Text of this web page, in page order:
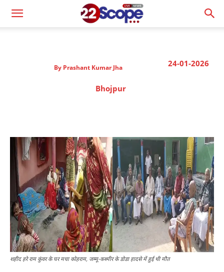
24-01-2026
By Prashant Kumar Jha
Bhojpur
शहीद हरे राम कुंवर के घर मचा कोहराम, जम्मू-कश्मीर के डोडा हादसे में हुई थी मौत